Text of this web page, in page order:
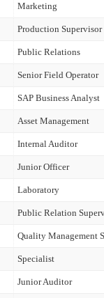
Marketing
Production Supervisor
Public Relations
Senior Field Operator
SAP Business Analyst
Asset Management
Internal Auditor
Junior Officer
Laboratory
Public Relation
Quality Management
Specialist
Junior Auditor